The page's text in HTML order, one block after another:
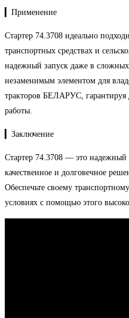
▎Применение
Стартер 74.3708 идеально
транспортных средствах и
надежный запуск даже в
незаменимым элементом для
тракторов БЕЛАРУС, гарантируя
работы.
▎Заключение
Стартер 74.3708 — это надежный
качественное и долговечное
Обеспечьте своему
условиях с помощью этого